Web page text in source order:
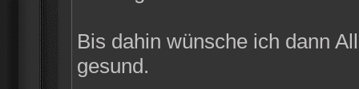
Bis dahin wünsche ich dann
gesund.